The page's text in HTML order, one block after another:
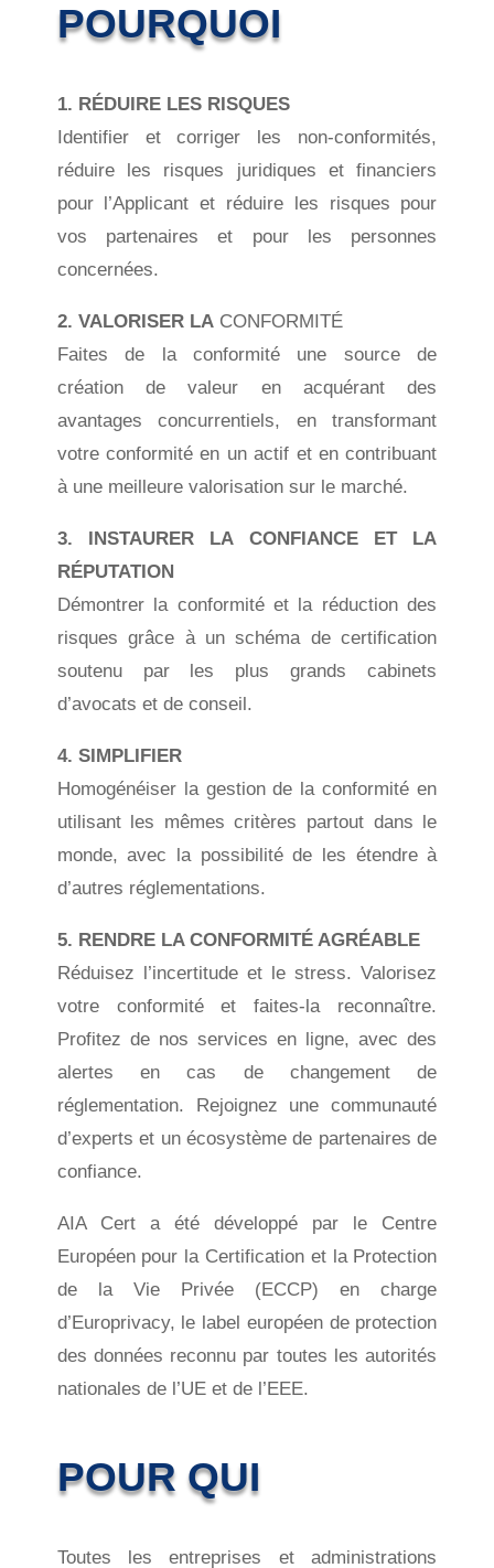
POURQUOI
1. RÉDUIRE LES RISQUES
Identifier et corriger les non-conformités,
réduire les risques juridiques et financiers
pour l’Applicant et réduire les risques pour
vos partenaires et pour les personnes
concernées.
2. VALORISER LACONFORMITÉ
Faites de la conformité une source de
création de valeur en acquérant des
avantages concurrentiels, en transformant
votre conformité en un actif et en contribuant
à une meilleure valorisation sur le marché.
3. INSTAURER LA CONFIANCE ET LA
RÉPUTATION
Démontrer la conformité et la réduction des
risques grâce à un schéma de certification
soutenu par les plus grands cabinets
d’avocats et de conseil.
4. SIMPLIFIER
Homogénéiser la gestion de la conformité en
utilisant les mêmes critères partout dans le
monde, avec la possibilité de les étendre à
d’autres réglementations.
5. RENDRE LA CONFORMITÉ AGRÉABLE
Réduisez l’incertitude et le stress. Valorisez
votre conformité et faites-la reconnaître.
Profitez de nos services en ligne, avec des
alertes en cas de changement de
réglementation. Rejoignez une communauté
d’experts et un écosystème de partenaires de
confiance.
AIA Cert a été développé par le Centre
Européen pour la Certification et la Protection
de la Vie Privée (ECCP) en charge
d’Europrivacy, le label européen de protection
des données reconnu par toutes les autorités
nationales de l’UE et de l’EEE.
POUR QUI
Toutes les entreprises et administrations